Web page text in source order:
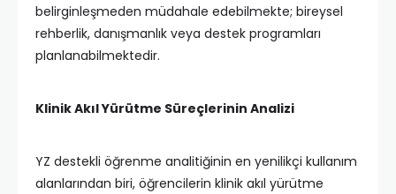
belirginleşmeden müdahale edebilmekte; bireysel
rehberlik, danışmanlık veya destek programları
planlanabilmektedir.
Klinik Akıl Yürütme Süreçlerinin Analizi
YZ destekli öğrenme analitiğinin en yenilikçi kullanım
alanlarından biri, öğrencilerin klinik akıl yürütme